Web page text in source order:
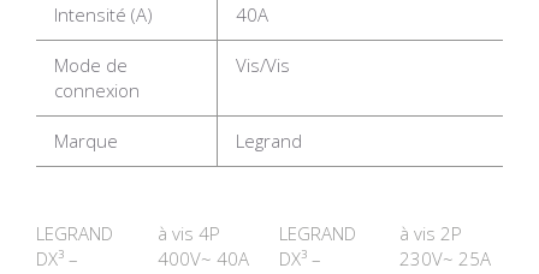
Intensité (A) 40A
Mode de
connexion
Vis/Vis
Marque Legrand
LEGRAND
DX³ –
à vis 4P
400V~ 40A
LEGRAND
DX³ –
à vis 2P
230V~ 25A